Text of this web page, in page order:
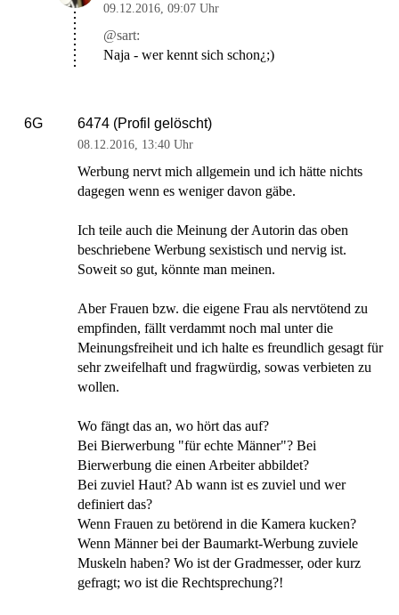
09.12.2016 09:07 Uhr
@sart:
Naja - wer kennt sich schon¿;)
6G 6474 (Profil gelöscht)
08.12.2016, 13:40 Uhr
Werbung nervt mich allgemein und ich hätte nichts
dagegen wenn es weniger davon gäbe.
Ich teile auch die Meinung der Autorin das oben
beschriebene Werbung sexistisch und nervig ist.
Soweit so gut, könnte man meinen.
Aber Frauen bzw. die eigene Frau als nervtötend zu
empfinden, fällt verdammt noch mal unter die
Meinungsfreiheit und ich halte es freundlich gesagt für
sehr zweifelhaft und fragwürdig, sowas verbieten zu
wollen.
Wo fängt das an, wo hört das auf?
Bei Bierwerbung "für echte Männer"? Bei
Bierwerbung die einen Arbeiter abbildet?
Bei zuviel Haut? Ab wann ist es zuviel und wer
definiert das?
Wenn Frauen zu betörend in die Kamera kucken?
Wenn Männer bei der Baumarkt-Werbung zuviele
Muskeln haben? Wo ist der Gradmesser, oder kurz
gefragt; wo ist die Rechtsprechung?!